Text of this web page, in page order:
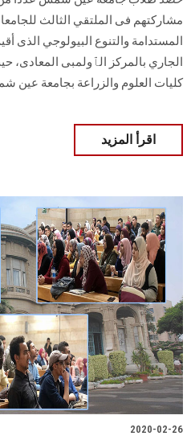
مشاركتهم فى الملتقي الثالث
كليات العلوم والزراعة بجامعة عين
اقرأ المزيد
2020-02-26